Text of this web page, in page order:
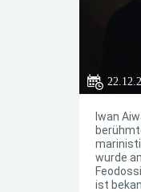
Iwan
wurde
ist